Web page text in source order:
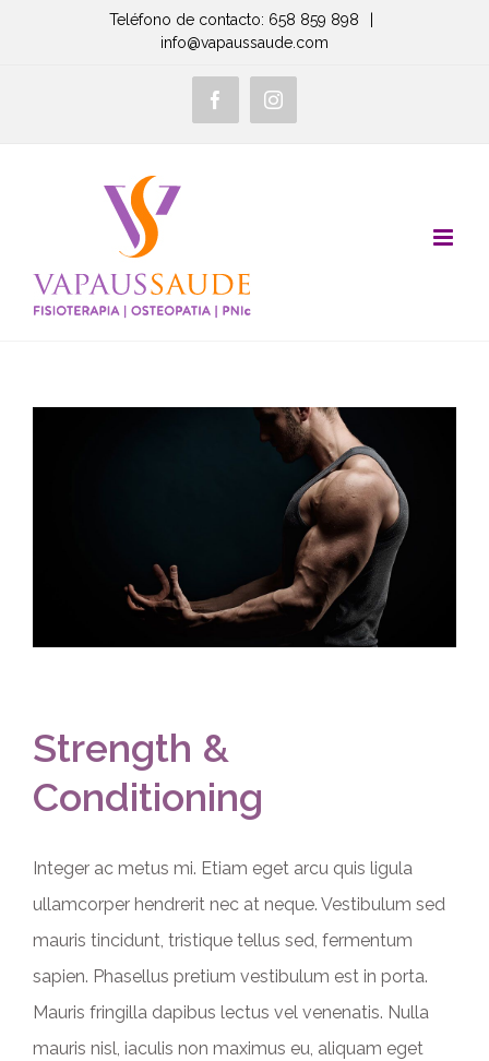
Teléfono de contacto: 658 859 898
info@vapaussaude.com
FacebookInstagram
Strength &
Conditioning
Integer ac metus mi. Etiam eget arcu quis ligula
ullamcorper hendrerit nec at neque. Vestibulum sed
mauris tincidunt, tristique tellus sed, fermentum
sapien. Phasellus pretium vestibulum est in porta.
Mauris fringilla dapibus lectus vel venenatis. Nulla
mauris nisl, iaculis non maximus eu, aliquam eget